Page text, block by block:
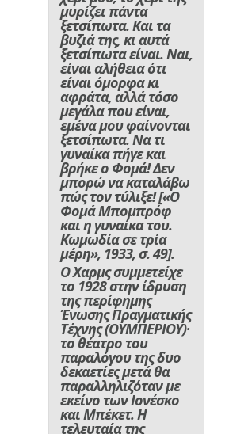
μυρίζει πάντα
ξετσίπωτα. Και τα
βυζιά της, κι αυτά
ξετσίπωτα είναι. Ναι,
είναι αλήθεια ότι
είναι όμορφα κι
αφράτα, αλλά τόσο
μεγάλα που είναι,
εμένα μου φαίνονται
ξετσίπωτα. Να τι
γυναίκα πήγε και
βρήκε ο Φομά! Δεν
μπορώ να καταλάβω
πώς τον τύλιξε![«Ο
Φομά Μπομπρόφ
και η γυναίκα του.
Κωμωδία σε τρία
μέρη», 1933, σ. 49].
Ο Χαρμς συμμετείχε
το 1928 στην ίδρυση
της περίφημης
Ένωσης Πραγματικής
Τέχνης (ΟΥΜΠΕΡΙΟΥ)·
το θέατρο του
παραλόγου της δυο
δεκαετίες μετά θα
παραλληλιζόταν με
εκείνο των Ιονέσκο
και Μπέκετ. Η
τελευταία της